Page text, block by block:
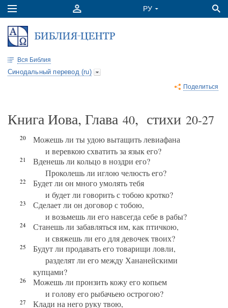
Вся Библия
Синодальный перевод (ru)
Поделиться
Книга Иова, Глава 40, стихи 20-27
20
Можешь ли ты удою вытащить левиафана
и веревкою схватить за язык его?
21
Вденешь ли кольцо в ноздри его?
Проколешь ли иглою челюсть его?
22
Будет ли он много умолять тебя
и будет ли говорить с тобою кротко?
23
Сделает ли он договор с тобою,
и возьмешь ли его навсегда себе в рабы?
24
Станешь ли забавляться им, как птичкою,
и свяжешь ли его для девочек твоих?
25
Будут ли продавать его товарищи ловли,
разделят ли его между Хананейскими
купцами?
26
Можешь ли пронзить кожу его копьем
и голову его рыбачьею острогою?
27
Клади на него руку твою,